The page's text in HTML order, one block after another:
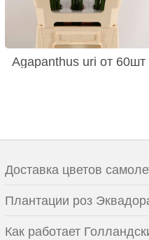
Agapanthus uri от 60шт
Доставка цветов
Плантации роз
Как работает